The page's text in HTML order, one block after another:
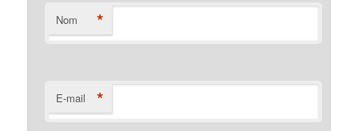
Nom *
E-mail *